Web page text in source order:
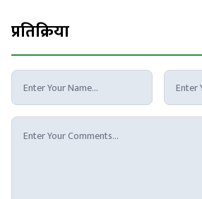
प्रतिक्रिया